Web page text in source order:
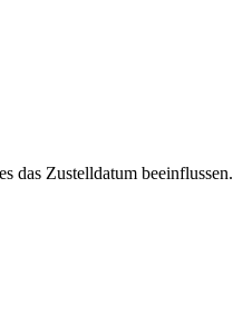
das Zustelldatum beeinflussen.